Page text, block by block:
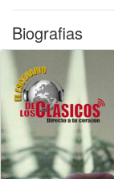
Biografias